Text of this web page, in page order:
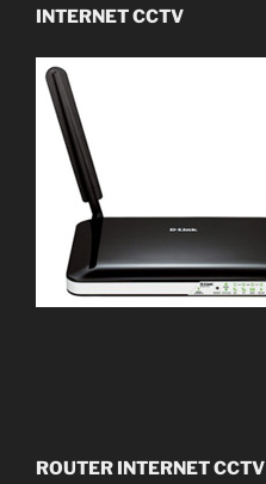
INTERNET CCTV
ROUTER INTERNET CCTV